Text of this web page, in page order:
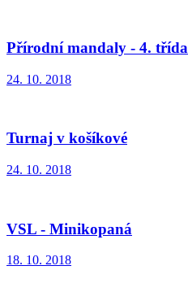
Přírodní mandaly - 4. třída
24. 10. 2018
Turnaj v košíkové
24. 10. 2018
VSL - Minikopaná
18. 10. 2018